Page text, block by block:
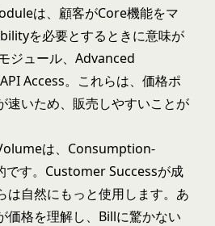
は、顧客がCore機能をマ
を必要とするときに意味が
ジュール、Advanced
Access。これらは、価格ポ
速いため、販売しやすいことが
は、Consumption-
です。Customer Successが成
は自然にもっと使用します。あ
価格を理解し、Billに驚かない